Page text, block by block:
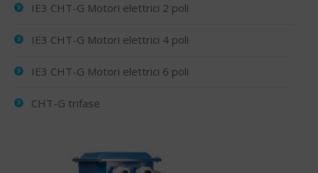
IE3 CHT-G Motori elettrici 2 poli
IE3 CHT-G Motori elettrici 4 poli
IE3 CHT-G Motori elettrici 6 poli
CHT-G trifase